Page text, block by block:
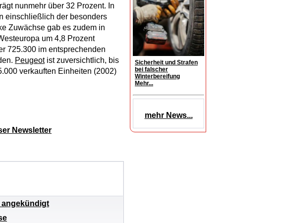
Sicherheit und Strafen
bei falscher
Winterbereifung
Mehr...
mehr News...
nunmehr über 32 Prozent. In
einschließlich der besonders
Zuwächse gab es zudem in
um 4,8 Prozent
725.300 im entsprechenden
Peugeotist zuversichtlich, bis
verkauften Einheiten (2002)
Newsletter
angekündigt